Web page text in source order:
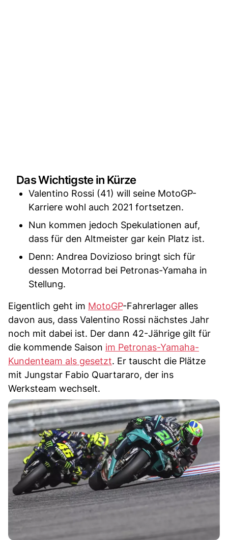
Das Wichtigste in Kürze
Valentino Rossi (41) will seine MotoGP-
Karriere wohl auch 2021 fortsetzen.
Nun kommen jedoch Spekulationen auf,
dass für den Altmeister gar kein Platz ist.
Denn: Andrea Dovizioso bringt sich für
dessen Motorrad bei Petronas-Yamaha in
Stellung.
Eigentlich geht im MotoGP-Fahrerlager alles
davon aus, dass Valentino Rossi nächstes Jahr
noch mit dabei ist. Der dann 42-Jährige gilt für
die kommende Saison im Petronas-Yamaha-
Kundenteam als gesetzt. Er tauscht die Plätze
mit Jungstar Fabio Quartararo, der ins
Werksteam wechselt.